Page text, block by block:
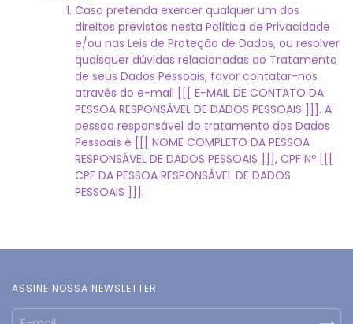
Caso pretenda exercer qualquer um dos
direitos previstos nesta Política de Privacidade
e/ou nas Leis de Proteção de Dados, ou resolver
quaisquer dúvidas relacionadas ao Tratamento
de seus Dados Pessoais, favor contatar-nos
através do e-mail [[[ E-MAIL DE CONTATO DA
PESSOA RESPONSÁVEL DE DADOS PESSOAIS ]]]. A
pessoa responsável do tratamento dos Dados
Pessoais é [[[ NOME COMPLETO DA PESSOA
RESPONSÁVEL DE DADOS PESSOAIS ]]], CPF Nº [[[
CPF DA PESSOA RESPONSÁVEL DE DADOS
PESSOAIS ]]].
ASSINE NOSSA NEWSLETTER